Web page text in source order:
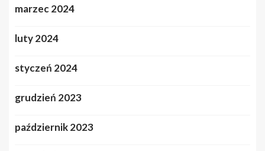
marzec 2024
luty 2024
styczeń 2024
grudzień 2023
październik 2023